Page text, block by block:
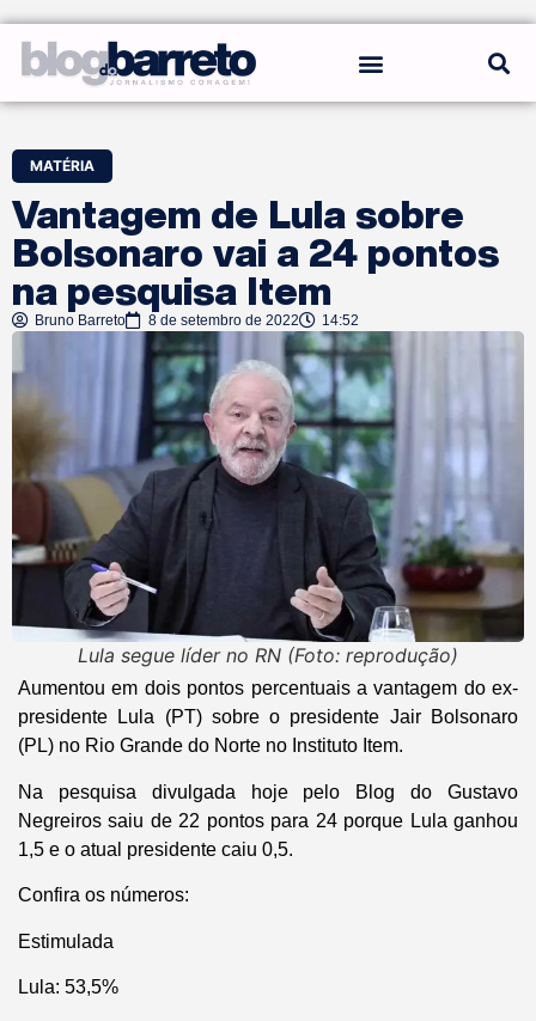
MATÉRIA
Vantagem de Lula sobre
Bolsonaro vai a 24 pontos
na pesquisa Item
Bruno Barreto 8 de setembro de 2022 14:52
Lula segue líder no RN (Foto: reprodução)
Aumentou em dois pontos percentuais a vantagem do ex-
presidente Lula (PT) sobre o presidente Jair Bolsonaro
(PL) no Rio Grande do Norte no Instituto Item.
Na pesquisa divulgada hoje pelo Blog do Gustavo
Negreiros saiu de 22 pontos para 24 porque Lula ganhou
1,5 e o atual presidente caiu 0,5.
Confira os números:
Estimulada
Lula: 53,5%